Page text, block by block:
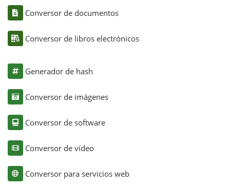
Conversor de documentos
Conversor de libros electrónicos
Generador de hash
Conversor de imágenes
Conversor de software
Conversor de vídeo
Conversor para servicios web